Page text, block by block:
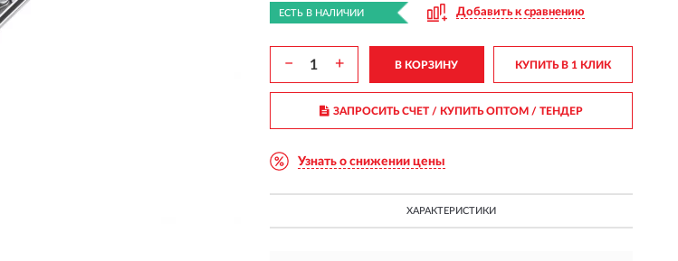
ЕСТЬ В НАЛИЧИИ Добавить к сравнению
− + В КОРЗИНУ КУПИТЬ В 1 КЛИК
ЗАПРОСИТЬ СЧЕТ / КУПИТЬ ОПТОМ/ ТЕНДЕР
Узнать о снижении цены
ХАРАКТЕРИСТИКИ